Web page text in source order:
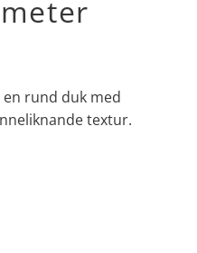
en rund duk med
textur.